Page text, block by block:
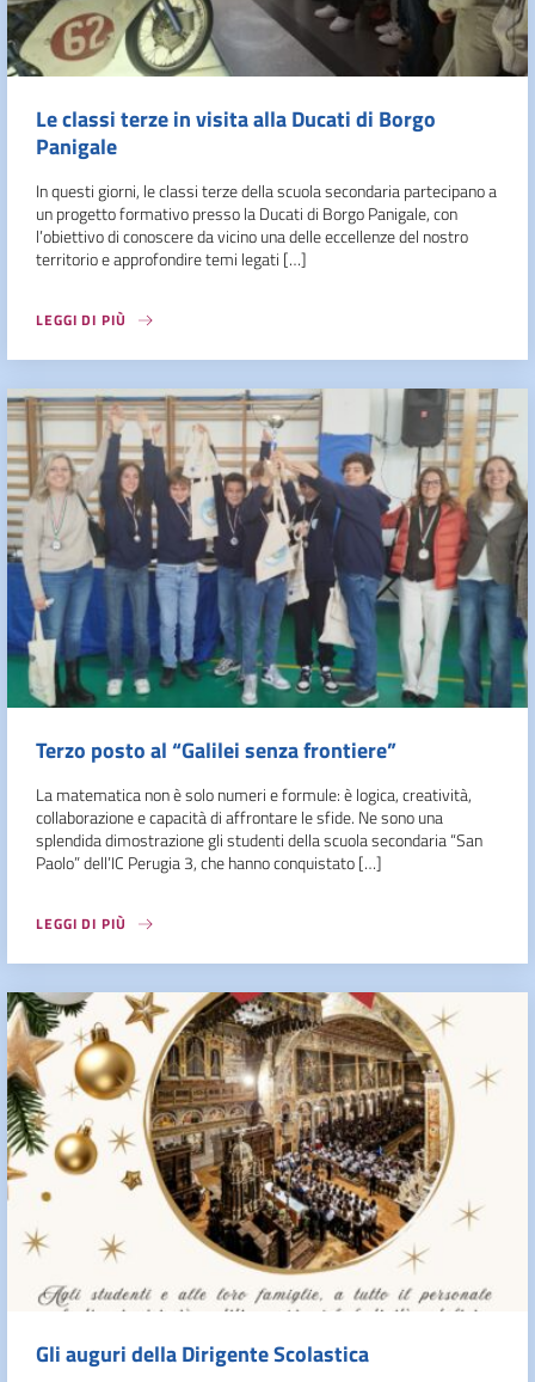
Le classi terze in visita alla Ducati di Borgo
Panigale
In questi giorni, le classi terze della scuola secondaria partecipano a
un progetto formativo presso la Ducati di Borgo Panigale, con
l’obiettivo di conoscere da vicino una delle eccellenze del nostro
territorio e approfondire temi legati […]
LEGGI DI PIÙ
Terzo posto al “Galilei senza frontiere”
La matematica non è solo numeri e formule: è logica, creatività,
collaborazione e capacità di affrontare le sfide. Ne sono una
splendida dimostrazione gli studenti della scuola secondaria “San
Paolo” dell’IC Perugia 3, che hanno conquistato […]
LEGGI DI PIÙ
Gli auguri della Dirigente Scolastica